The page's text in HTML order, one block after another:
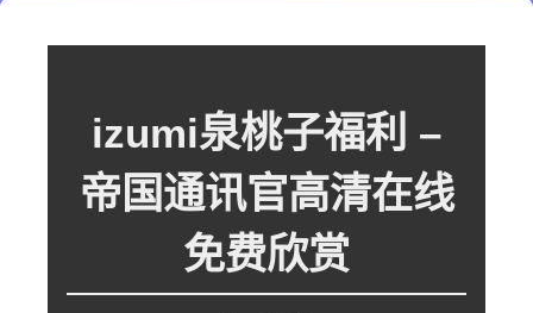
izumi泉桃子福利 –
帝国通讯官高清在线
免费欣赏